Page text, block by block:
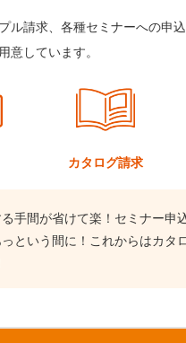
ル請求、各種セミナーへの申
意しています。
カタログ請求
る手間が省けて楽！セミナー申
という間に！これからはカタ